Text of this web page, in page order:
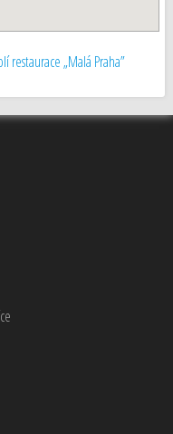
restaurace „Malá Praha”